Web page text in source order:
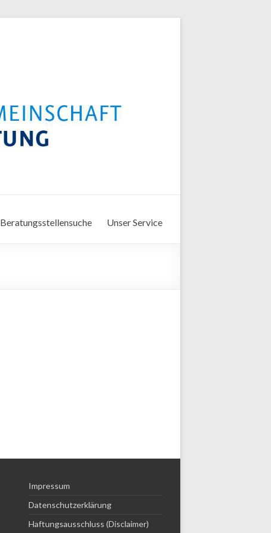
Beratungsstellensuche Unser Service
Impressum
Datenschutzerklärung
Haftungsausschluss (Disclaimer)